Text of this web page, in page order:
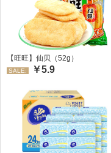
【旺旺】仙贝（52g）
SALE: ￥5.9